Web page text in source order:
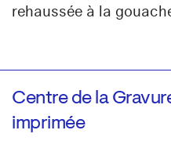
rehaussée à la
Centre de la
imprimée